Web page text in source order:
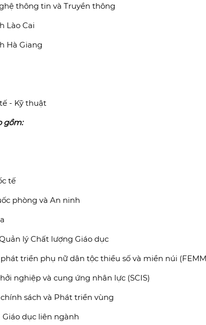
thông tin và Truyền thông
Lào Cai
Hà Giang
- Kỹ thuật
gồm:
tế
phòng và An ninh
lý Chất lượng Giáo dục
triển phụ nữ dân tộc thiểu số và miền núi
nghiệp và cung ứng nhân lực (SCIS)
sách và Phát triển vùng
dục liên ngành